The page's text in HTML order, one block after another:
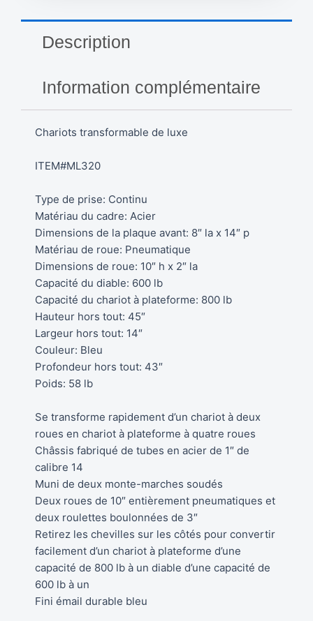
diable
ML320
Description
Information complémentaire
Chariots transformable de luxe
ITEM#ML320
Type de prise: Continu
Matériau du cadre: Acier
Dimensions de la plaque avant: 8″ la x 14″ p
Matériau de roue: Pneumatique
Dimensions de roue: 10″ h x 2″ la
Capacité du diable: 600 lb
Capacité du chariot à plateforme: 800 lb
Hauteur hors tout: 45″
Largeur hors tout: 14″
Couleur: Bleu
Profondeur hors tout: 43″
Poids: 58 lb
Se transforme rapidement d’un chariot à deux
roues en chariot à plateforme à quatre roues
Châssis fabriqué de tubes en acier de 1″ de
calibre 14
Muni de deux monte-marches soudés
Deux roues de 10″ entièrement pneumatiques et
deux roulettes boulonnées de 3″
Retirez les chevilles sur les côtés pour convertir
facilement d’un chariot à plateforme d’une
capacité de 800 lb à un diable d’une capacité de
600 lb à un
Fini émail durable bleu